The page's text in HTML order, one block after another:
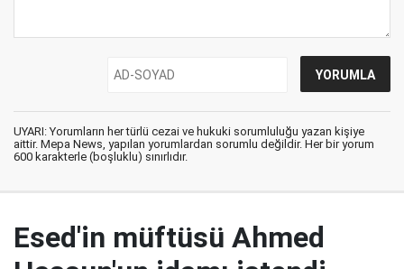
UYARI: Yorumların her türlü cezai ve hukuki sorumluluğu yazan kişiye
aittir. Mepa News, yapılan yorumlardan sorumlu değildir. Her bir yorum
600 karakterle (boşluklu) sınırlıdır.
Esed'in müftüsü Ahmed